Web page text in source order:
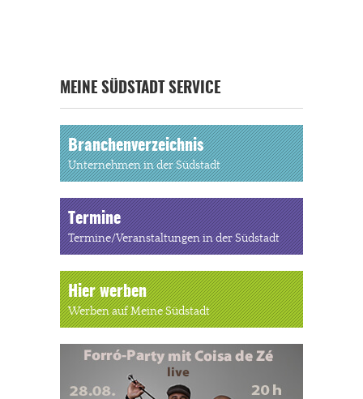
MEINE SÜDSTADT SERVICE
Branchenverzeichnis
Unternehmen in der Südstadt
Termine
Termine/Veranstaltungen in der Südstadt
Hier werben
Werben auf Meine Südstadt